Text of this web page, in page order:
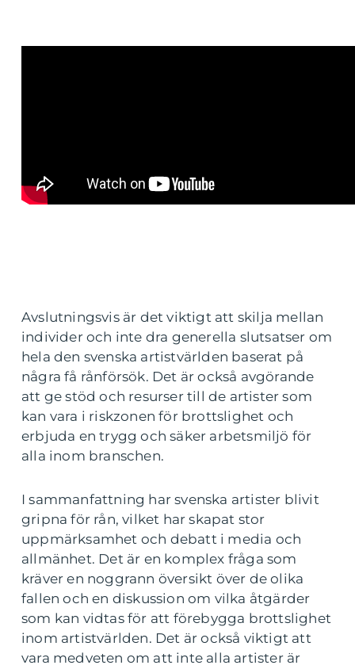
Avslutningsvis är det viktigt att skilja mellan
individer och inte dra generella slutsatser om
hela den svenska artistvärlden baserat på
några få rånförsök. Det är också avgörande
att ge stöd och resurser till de artister som
kan vara i riskzonen för brottslighet och
erbjuda en trygg och säker arbetsmiljö för
alla inom branschen.
I sammanfattning har svenska artister blivit
gripna för rån, vilket har skapat stor
uppmärksamhet och debatt i media och
allmänhet. Det är en komplex fråga som
kräver en noggrann översikt över de olika
fallen och en diskussion om vilka åtgärder
som kan vidtas för att förebygga brottslighet
inom artistvärlden. Det är också viktigt att
vara medveten om att inte alla artister är